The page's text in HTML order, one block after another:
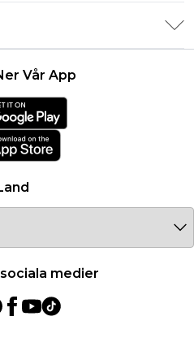
medier
Vår App